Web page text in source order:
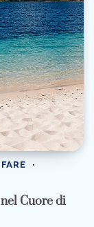
Cuore di